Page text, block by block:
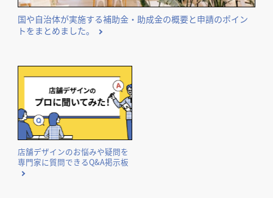
国や自治体が実施する補助金・助成金の概要と申請のポイン
トをまとめました。
店舗デザインのお悩みや疑問を
専門家に質問できるQ&A掲示板